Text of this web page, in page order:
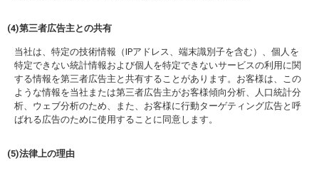
(4)第三者広告主との共有
当社は、特定の技術情報（IPアドレス、端末識別子を含む）、個人を
特定できない統計情報および個人を特定できないサービスの利用に関
する情報を第三者広告主と共有することがあります。お客様は、この
ような情報を当社または第三者広告主がお客様傾向分析、人口統計分
析、ウェブ分析のため、また、お客様に行動ターゲティング広告と呼
ばれる広告のために使用することに同意します。
(5)法律上の理由